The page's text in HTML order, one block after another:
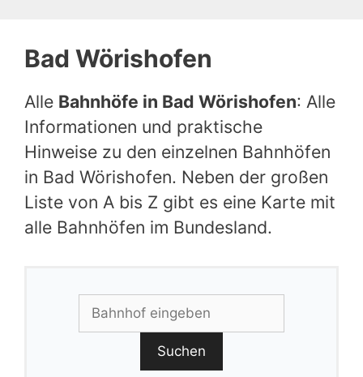
Bad Wörishofen
Alle Bahnhöfe in Bad Wörishofen: Alle
Informationen und praktische
Hinweise zu den einzelnen Bahnhöfen
in Bad Wörishofen. Neben der großen
Liste von A bis Z gibt es eine Karte mit
alle Bahnhöfen im Bundesland.
Suchen